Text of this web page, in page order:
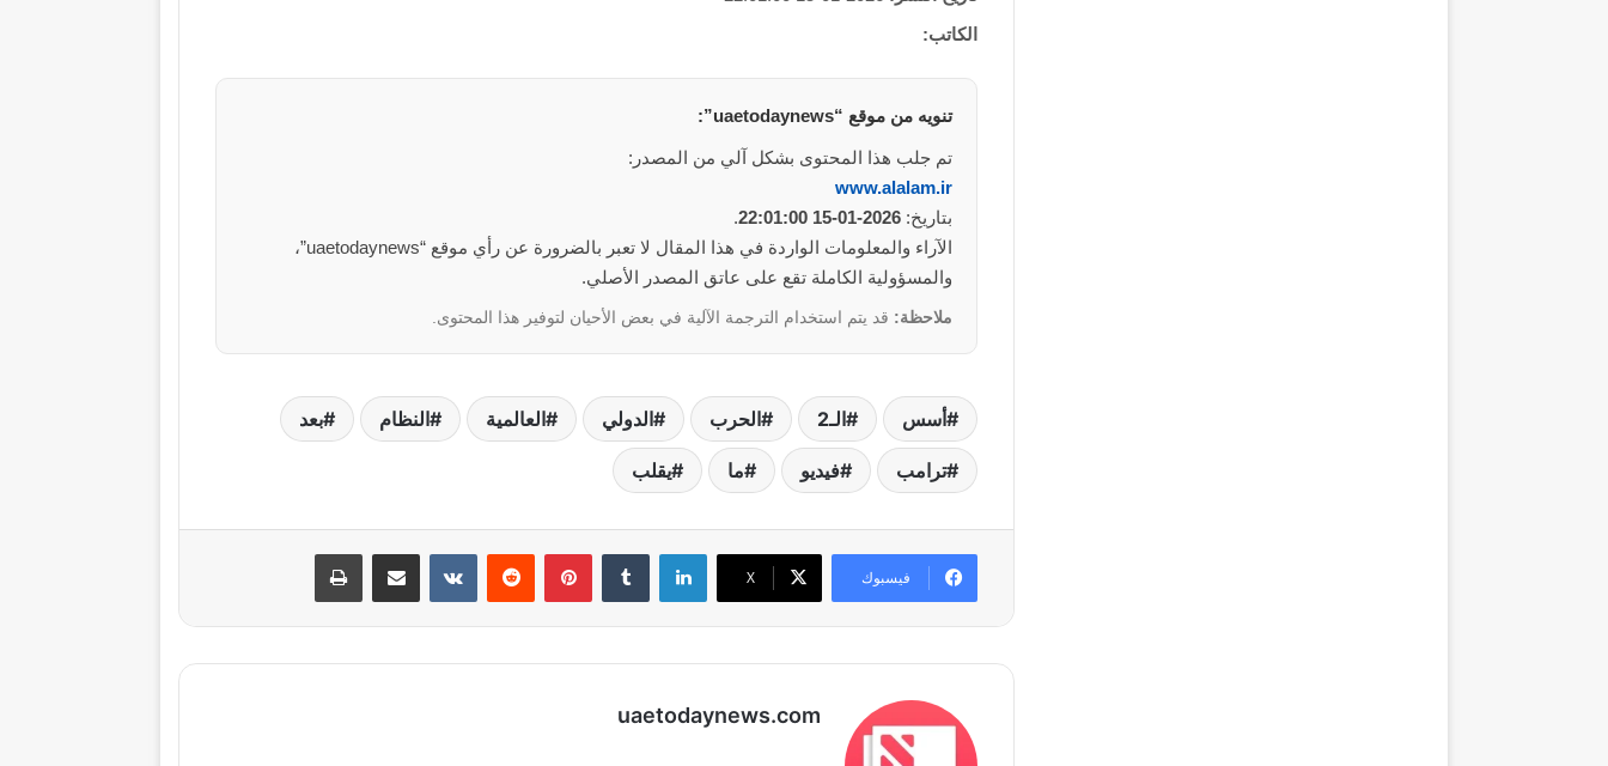
الكاتب:
تنويه من موقع “uaetodaynews”:
تم جلب هذا المحتوى بشكل آلي من المصدر:
www.alalam.ir
بتاريخ: 2026-01-15 22:01:00
.
الآراء والمعلومات الواردة في هذا المقال لا تعبر بالضرورة عن رأي موقع “uaetodaynews”،
والمسؤولية الكاملة تقع على عاتق المصدر الأصلي.
ملاحظة: قد يتم استخدام الترجمة الآلية في بعض الأحيان لتوفير هذا المحتوى.
أسس الـ2 الحرب الدولي العالمية النظام بعد
ترامب فيديو ما يقلب
فيسبوك ‫X
لينكدإن ‏Tumblr بينتيريست
‏Reddit
‏VKontakte مشاركة عبر البريد طباعة
uaetodaynews.com